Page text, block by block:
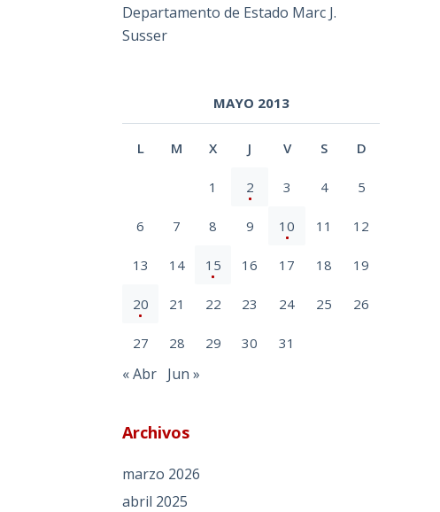
Departamento de Estado Marc J.
Susser
MAYO 2013
L M X J V S D
1 2 3 4 5
6 7 8 9 10 11 12
13 14 15 16 17 18 19
20 21 22 23 24 25 26
27 28 29 30 31
« Abr Jun »
Archivos
marzo 2026
abril 2025